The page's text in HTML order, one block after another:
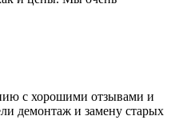
с хорошими отзывами и
демонтаж и замену старых